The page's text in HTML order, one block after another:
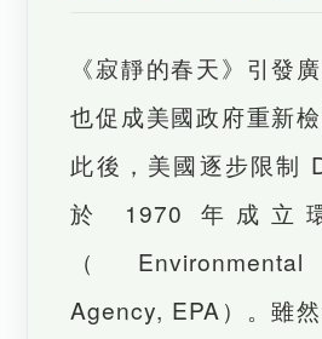
《寂靜的春天》引發
也促成美國政府重新檢
此後，美國逐步限制
於 1970 年成立
（
Agency, EPA）。雖